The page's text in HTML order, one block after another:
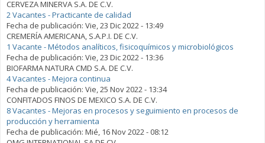
CERVEZA MINERVA S.A. DE C.V.
2 Vacantes - Practicante de calidad
Fecha de publicación: Vie, 23 Dic 2022 - 13:49
CREMERÍA AMERICANA, S.A.P.I. DE C.V.
1 Vacante - Métodos analíticos, fisicoquímicos y microbiológicos
Fecha de publicación: Vie, 23 Dic 2022 - 13:36
BIOFARMA NATURA CMD S.A. DE C.V.
4 Vacantes - Mejora continua
Fecha de publicación: Vie, 25 Nov 2022 - 13:34
CONFITADOS FINOS DE MEXICO S.A. DE C.V.
8 Vacantes - Mejoras en procesos y seguimiento en procesos de
producción y herramienta
Fecha de publicación: Mié, 16 Nov 2022 - 08:12